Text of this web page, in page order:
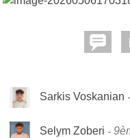
Sarkis Voskanian
Selym Zoberi